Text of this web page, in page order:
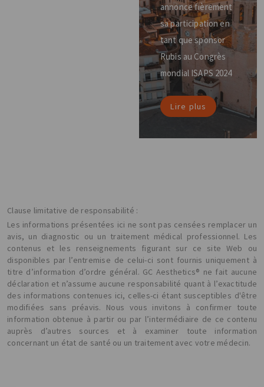
annonce fièrement
sa participation en
tant que sponsor
Rubis au Congrès
mondial ISAPS 2024
Lire plus
Clause limitative de responsabilité :
Les informations présentées ici ne sont pas censées remplacer un
avis, un diagnostic ou un traitement médical professionnel. Les
contenus et les renseignements figurant sur ce site Web ou
disponibles par l’entremise de celui-ci sont fournis uniquement à
titre d’information d’ordre général. GC Aesthetics® ne fait aucune
déclaration et n’assume aucune responsabilité quant à l’exactitude
des informations contenues ici, celles-ci étant susceptibles d'être
modifiées sans préavis. Nous vous invitons à confirmer toute
information obtenue à partir ou par l’intermédiaire de ce contenu
auprès d’autres sources et à examiner toute information
concernant un état de santé ou un traitement avec votre médecin.